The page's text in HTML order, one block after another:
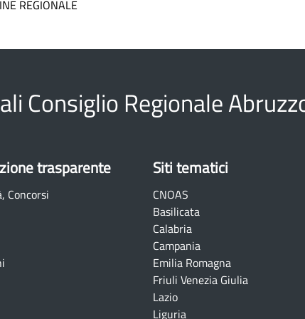
REGIONALE
Consiglio Regionale
trasparente
Concorsi
Siti tematici
CNOAS
Basilicata
Calabria
Campania
Emilia Romagna
Friuli Venezia Giulia
Lazio
Liguria